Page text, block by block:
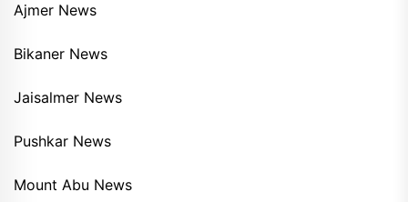
Ajmer News
Bikaner News
Jaisalmer News
Pushkar News
Mount Abu News